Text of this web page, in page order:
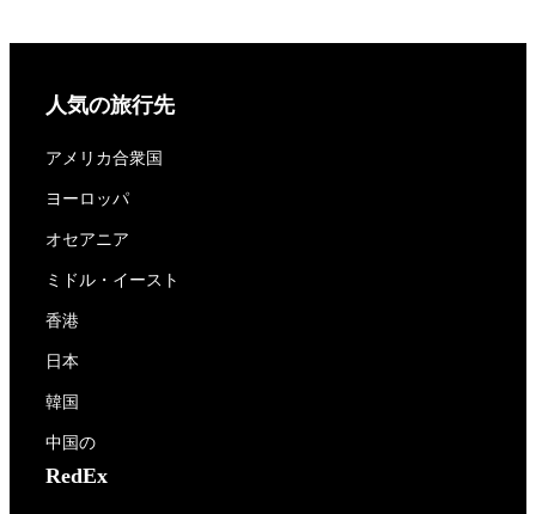
人気の旅行先
アメリカ合衆国
ヨーロッパ
オセアニア
ミドル・イースト
香港
日本
韓国
中国の
RedEx